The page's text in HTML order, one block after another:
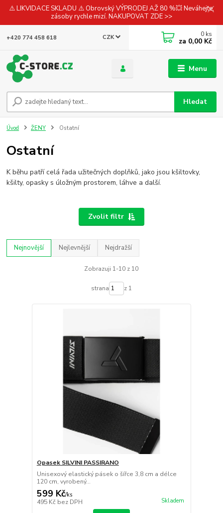
⚠️ LIKVIDACE SKLADU ⚠️ Obrovský VÝPRODEJ AŽ 80 %💥 Neváhejte,
zásoby rychle mizí. NAKUPOVAT ZDE >>
Menu
CZK
Hledat
+420 774 458 618 0 ks
za 0,00 Kč
Úvod ŽENY Ostatní
Ostatní
K běhu patří celá řada užitečných doplňků, jako jsou kšiltovky,
kšilty, opasky s úložným prostorem, láhve a další.
Zvolit filtr
Nejnovější Nejlevnější Nejdražší
Zobrazuji 1-10 z 10
strana z 1
Opasek SILVINI PASSIRANO
Unisexový elastický pásek o šířce 3,8 cm a délce
120 cm, vyrobený...
599 Kč/ks
495 Kč bez DPH Skladem